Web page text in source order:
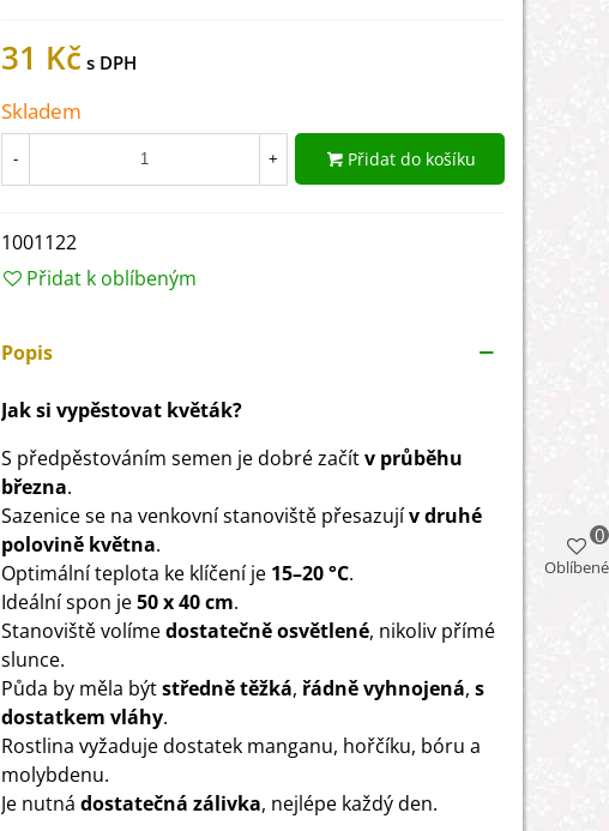
31 Kč
Skladem
- + Přidat do košíku
1001122
Přidat k oblíbeným
Popis
Jak si vypěstovat květák?
S předpěstováním semen je dobré začítv průběhu
března.
Sazenice se na venkovní stanoviště přesazujív druhé
polovině května.
Optimální teplota ke klíčení je 15–20 °C.
Ideální spon je50 x 40 cm.
Stanoviště volímedostatečně osvětlené, nikoliv přímé
slunce.
Půda by měla býtstředně těžká, řádně vyhnojená, s
dostatkem vláhy.
Rostlina vyžaduje dostatek manganu, hořčíku, bóru a
molybdenu.
Je nutná dostatečná zálivka, nejlépe každý den.
Oblíbené
0